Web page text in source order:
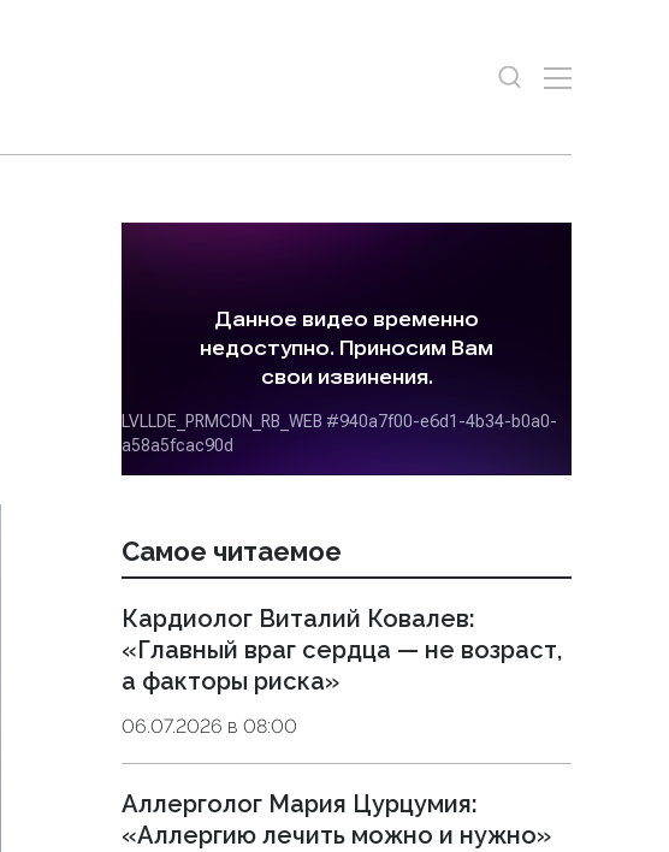
Самое читаемое
Кардиолог Виталий Ковалев:
«Главный враг сердца — не возраст,
а факторы риска»
06.07.2026 в 08:00
Аллерголог Мария Цурцумия:
«Аллергию лечить можно и нужно»